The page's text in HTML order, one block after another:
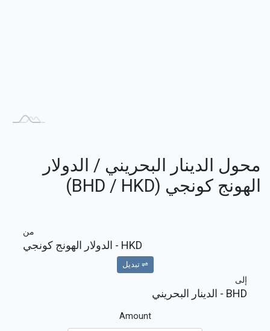
محول الدينار البحريني / الدولار
الهونج كونجي (BHD / HKD)
من
HKD - الدولار الهونج كونجي
⇌ تبديل
إلى
BHD - الدينار البحريني
Amount